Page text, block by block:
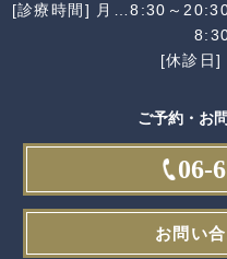
[診療時間] 月…8:30～
[休診日]
ご予約・お
06-
お問い